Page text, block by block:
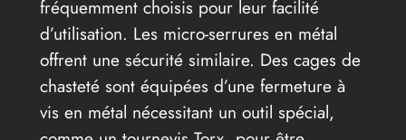
fréquemment choisis pour leur facilité
d’utilisation. Les micro-serrures en métal
offrent une sécurité similaire. Des cages de
chasteté sont équipées d’une fermeture à
vis en métal nécessitant un outil spécial,